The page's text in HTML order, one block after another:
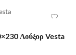
Λούξορ Vesta